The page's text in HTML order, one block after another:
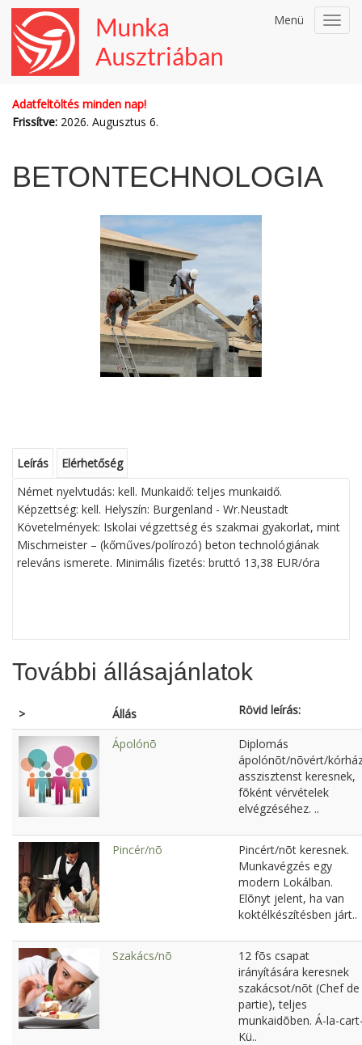
Menü
Adatfeltöltés minden nap!
Frissítve: 2026. Augusztus 6.
BETONTECHNOLOGIA
Leírás
Elérhetőség
Német nyelvtudás: kell. Munkaidő: teljes munkaidő.
Képzettség: kell. Helyszín: Burgenland - Wr.Neustadt
Követelmények: Iskolai végzettség és szakmai gyakorlat, mint
Mischmeister – (kőműves/polírozó) beton technológiának
releváns ismerete. Minimális fizetés: bruttó 13,38 EUR/óra
További állásajánlatok
> Állás Rövid leírás:
Ápolónõ
Diplomás
ápolónõt/nõvért/
asszisztenst keresnek,
fõként vérvételek
elvégzéséhez. ..
Pincér/nõ
Pincért/nõt keresnek.
Munkavégzés egy
modern Lokálban.
Elõnyt jelent, ha van
koktélkészítésben járt..
Szakács/nõ
12 fõs csapat
irányítására keresnek
szakácsot/nõt (Chef de
partie), teljes
munkaidõben. Á-la-
Kü..